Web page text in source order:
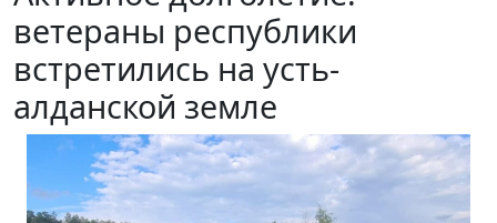
ветераны республики
встретились на усть-
алданской земле